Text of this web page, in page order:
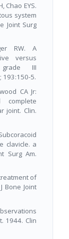
Chao EYS.
system
Joint Surg
RW. A
versus
III
193:150-5.
CA Jr:
complete
joint. Clin.
clavicle. a
Surg Am.
of
Bone Joint
1944. Clin